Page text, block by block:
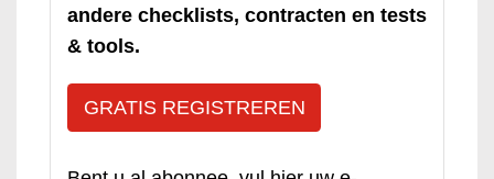
andere checklists, contracten en tests
& tools.
GRATIS REGISTREREN